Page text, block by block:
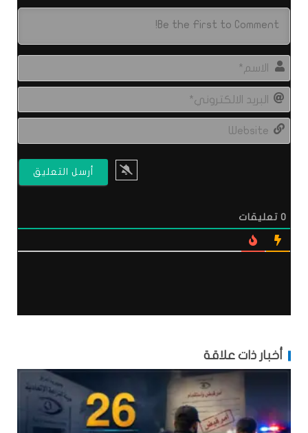
0 تعليقات
أخبار ذات علاقة